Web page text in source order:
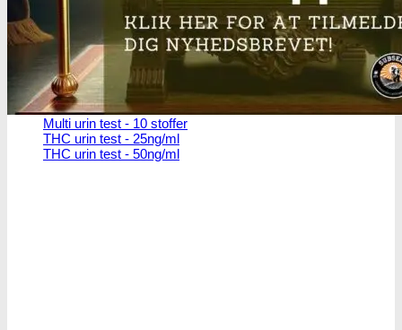
Test af primære aminer
URIN TESTS
Multi urin test - 3 stoffer
Multi urin test - 10 stoffer
THC urin test - 25ng/ml
THC urin test - 50ng/ml